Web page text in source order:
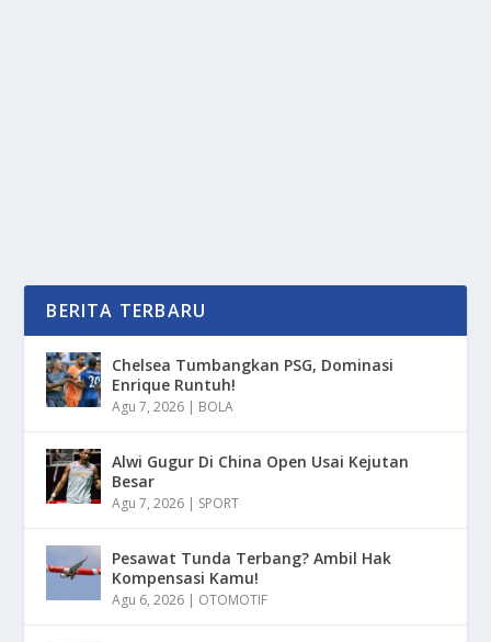
BERITA TERBARU
Chelsea Tumbangkan PSG, Dominasi
Enrique Runtuh!
Agu 7, 2026 | BOLA
Alwi Gugur Di China Open Usai Kejutan
Besar
Agu 7, 2026 | SPORT
Pesawat Tunda Terbang? Ambil Hak
Kompensasi Kamu!
Agu 6, 2026 | OTOMOTIF